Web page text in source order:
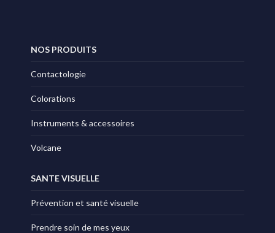
NOS PRODUITS
Contactologie
Colorations
Instruments & accessoires
Volcane
SANTE VISUELLE
Prévention et santé visuelle
Prendre soin de mes yeux